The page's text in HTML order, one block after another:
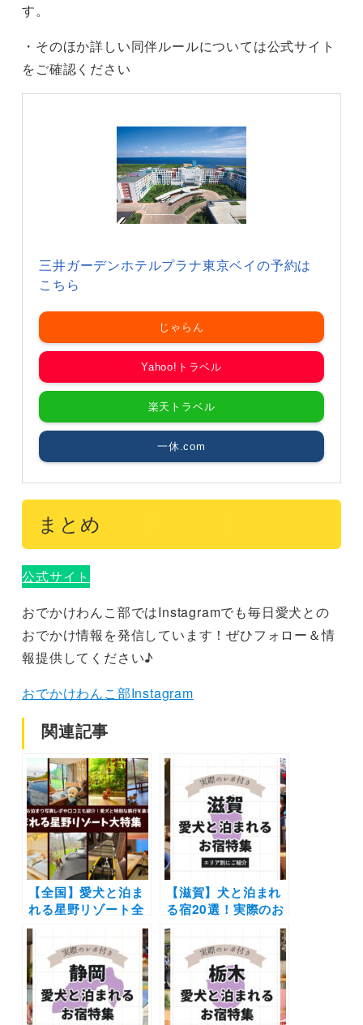
す。
・そのほか詳しい同伴ルールについては公式サイト
をご確認ください
三井ガーデンホテルプラナ東京ベイの予約は
こちら
じゃらん
Yahoo!トラベル
楽天トラベル
一休.com
まとめ
公式サイト
おでかけわんこ部ではInstagramでも毎日愛犬との
おでかけ情報を発信しています！ぜひフォロー＆情
報提供してください♪
おでかけわんこ部Instagram
関連記事
【全国】愛犬と泊ま
れる星野リゾート全
42施設大特集！実際
のお泊まり写真レポ
や口コミも | 大切な
ペットと特別な旅行
を楽しもう♪
【滋賀】犬と泊まれ
る宿20選！実際のお
でかけレポート口コ
ミ付き | 人気の温泉
宿からホテル・コテ
ージを紹介します